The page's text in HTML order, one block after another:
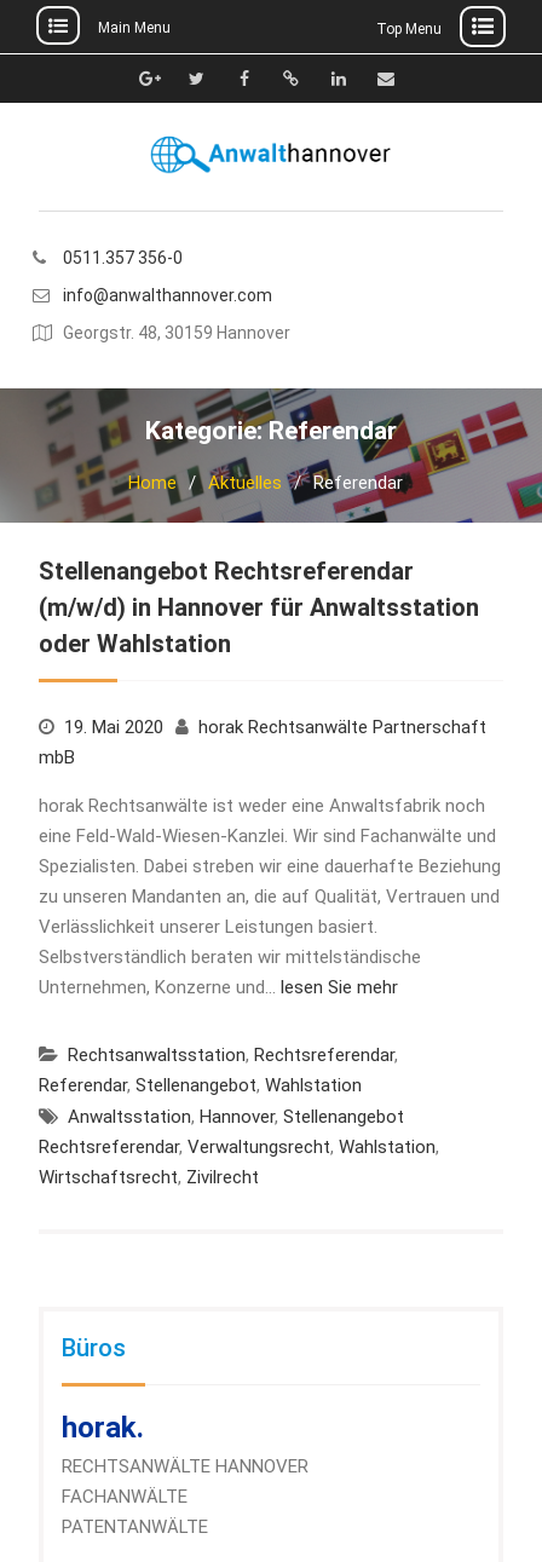
to
Main Menu Top Menu
Google+TwitterFacebook
Xing Linkedin
E-
0511.357 356-0
info@anwalthannover.com
Georgstr. 48, 30159 Hannover
Kategorie:Referendar
Home Aktuelles Referendar
Stellenangebot Rechtsreferendar
(m/w/d) in Hannover für Anwaltsstation
oder Wahlstation
19. Mai 2020
horak Rechtsanwälte Partnerschaft
mbB
horak Rechtsanwälte ist weder eine Anwaltsfabrik noch
eine Feld-Wald-Wiesen-Kanzlei. Wir sind Fachanwälte und
Spezialisten. Dabei streben wir eine dauerhafte Beziehung
zu unseren Mandanten an, die auf Qualität, Vertrauen und
Verlässlichkeit unserer Leistungen basiert.
Selbstverständlich beraten wir mittelständische
Unternehmen, Konzerne und… lesen Sie mehr
Rechtsanwaltsstation, Rechtsreferendar,
Referendar, Stellenangebot, Wahlstation
Anwaltsstation, Hannover, Stellenangebot
Rechtsreferendar, Verwaltungsrecht, Wahlstation,
Wirtschaftsrecht, Zivilrecht
Büros
horak.
RECHTSANWÄLTE HANNOVER
FACHANWÄLTE
PATENTANWÄLTE